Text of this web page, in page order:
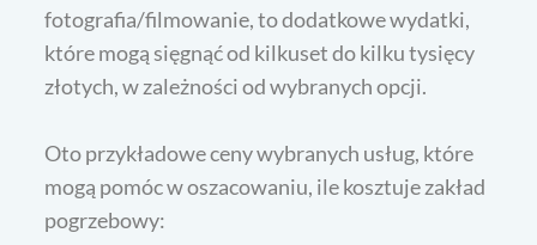
fotografia/filmowanie, to dodatkowe wydatki,
które mogą sięgnąć od kilkuset do kilku tysięcy
złotych, w zależności od wybranych opcji.
Oto przykładowe ceny wybranych usług, które
mogą pomóc w oszacowaniu, ile kosztuje zakład
pogrzebowy: